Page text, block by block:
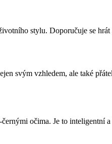
stylu. Doporučuje se
svým vzhledem, ale také
očima. Je to inteligentní